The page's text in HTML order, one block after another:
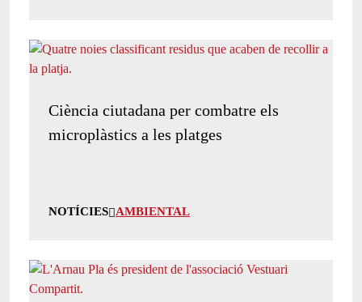
Ciència ciutadana per combatre els
microplàstics a les platges
NOTÍCIES AMBIENTAL